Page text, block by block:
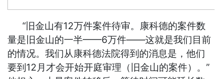
“旧金山有12万件案件待审。康科德的案件数
量是旧金山的一半——6万件——这就是我们目前
的情况。我们从康科德法院得到的消息是，他们
要到12月才会开始开庭审理（旧金山的案件）。”